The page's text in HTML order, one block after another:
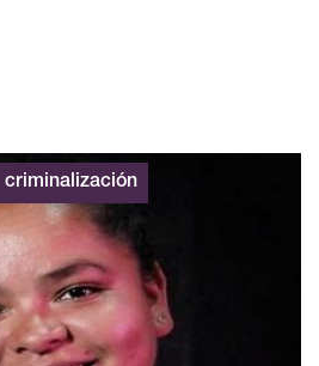
criminalización